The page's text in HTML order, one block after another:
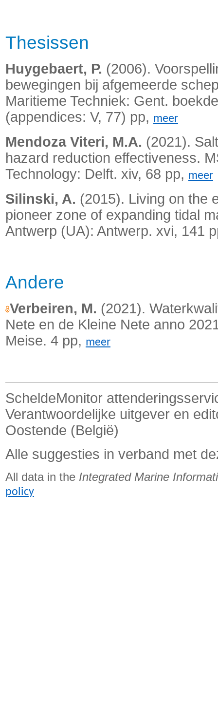
Thesissen
Huygebaert, P. (2006).
bewegingen bij afgemeerde
Maritieme Techniek: Gent.
(appendices: V, 77) pp, meer
Mendoza Viteri, M.A. (2021).
hazard reduction effectiveness.
Technology: Delft. xiv, 68 pp, meer
Silinski, A. (2015). Living on the
pioneer zone of expanding tidal
Antwerp (UA): Antwerp. xvi, 141
Andere
Verbeiren, M. (2021).
Nete en de Kleine Nete anno
Meise. 4 pp, meer
ScheldeMonitor
Verantwoordelijke uitgever en
Oostende (België)
Alle suggesties in verband met
All data in the Integrated Marine
policy